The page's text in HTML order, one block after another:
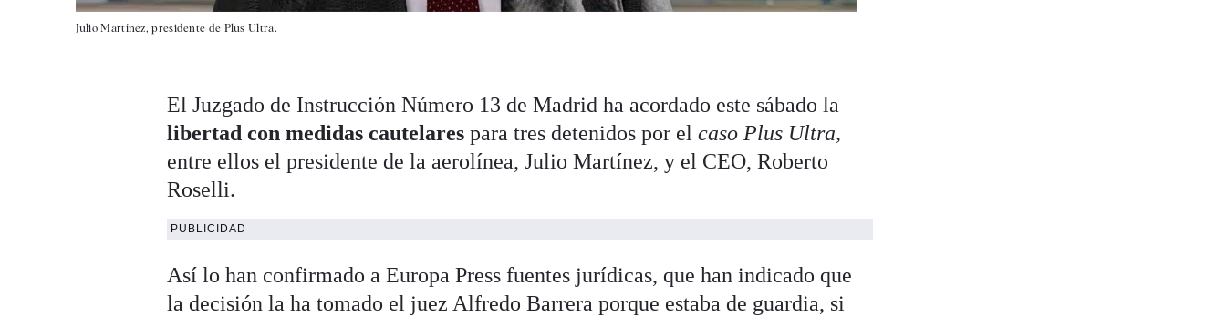
Julio Martínez, presidente de Plus Ultra.
El Juzgado de Instrucción Número 13 de Madrid ha acordado este sábado la
libertad con medidas cautelarespara tres detenidos por elcaso Plus Ultra,
entre ellos el presidente de la aerolínea, Julio Martínez, y el CEO, Roberto
Roselli.
PUBLICIDAD
Así lo han confirmado a Europa Press fuentes jurídicas, que han indicado que
la decisión la ha tomado el juez Alfredo Barrera porque estaba de guardia, si